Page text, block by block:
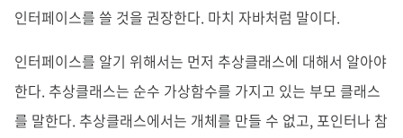
인터페이스를 쓸 것을 권장한다. 마치 자바처럼 말이다.
인터페이스를 알기 위해서는 먼저 추상클래스에 대해서 알아야
한다. 추상클래스는 순수 가상함수를 가지고 있는 부모 클래스
를 말한다. 추상클래스에서는 개체를 만들 수 없고, 포인터나 참